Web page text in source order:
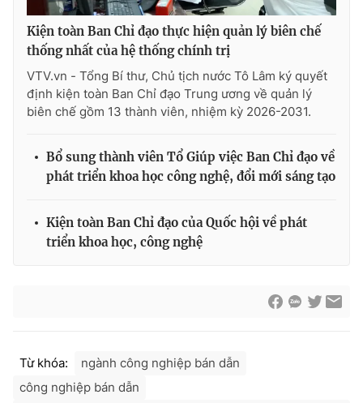
Kiện toàn Ban Chỉ đạo thực hiện quản lý biên chế
thống nhất của hệ thống chính trị
VTV.vn - Tổng Bí thư, Chủ tịch nước Tô Lâm ký quyết
định kiện toàn Ban Chỉ đạo Trung ương về quản lý
biên chế gồm 13 thành viên, nhiệm kỳ 2026-2031.
Bổ sung thành viên Tổ Giúp việc Ban Chỉ đạo về
phát triển khoa học công nghệ, đổi mới sáng tạo
Kiện toàn Ban Chỉ đạo của Quốc hội về phát
triển khoa học, công nghệ
Từ khóa:
ngành công nghiệp bán dẫn
công nghiệp bán dẫn